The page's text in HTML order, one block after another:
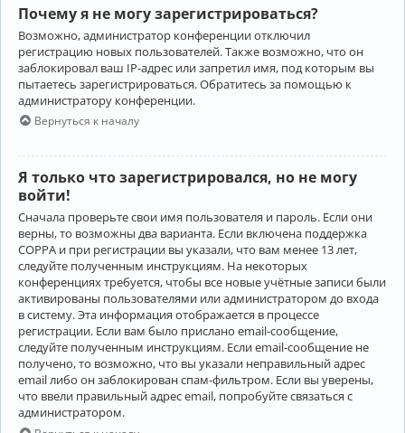
Почему я не могу зарегистрироваться?
Возможно, администратор конференции отключил
регистрацию новых пользователей. Также возможно, что он
заблокировал ваш IP-адрес или запретил имя, под которым вы
пытаетесь зарегистрироваться. Обратитесь за помощью к
администратору конференции.
Вернуться к началу
Я только что зарегистрировался, но не могу
войти!
Сначала проверьте свои имя пользователя и пароль. Если они
верны, то возможны два варианта. Если включена поддержка
COPPA и при регистрации вы указали, что вам менее 13 лет,
следуйте полученным инструкциям. На некоторых
конференциях требуется, чтобы все новые учётные записи были
активированы пользователями или администратором до входа
в систему. Эта информация отображается в процессе
регистрации. Если вам было прислано email-сообщение,
следуйте полученным инструкциям. Если email-сообщение не
получено, то возможно, что вы указали неправильный адрес
email либо он заблокирован спам-фильтром. Если вы уверены,
что ввели правильный адрес email, попробуйте связаться с
администратором.